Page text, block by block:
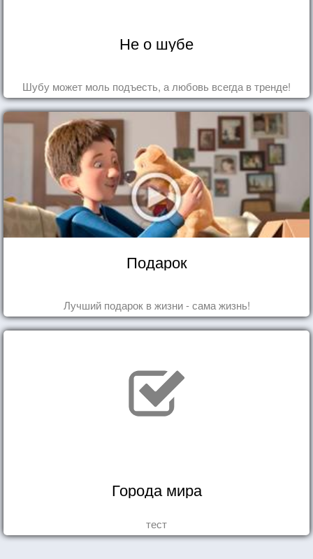
Не о шубе
Шубу может моль подъесть, а любовь всегда в тренде!
Подарок
Лучший подарок в жизни - сама жизнь!
Города мира
тест